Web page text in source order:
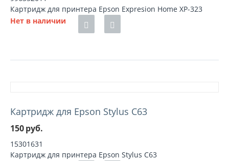
Картридж для принтера Epson Expresion Home XP-323
Нет в наличии
Картридж для Epson Stylus C63
150руб.
15301631
Картридж для принтера Epson Stylus C63